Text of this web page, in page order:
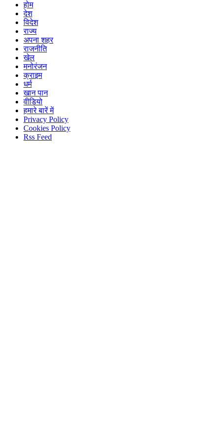
होम
देश
विदेश
राज्य
अपना शहर
राजनीति
खेल
मनोरंजन
क्राइम
धर्म
खान पान
वीडियो
हमारे बारें में
Privacy Policy
Cookies Policy
Rss Feed